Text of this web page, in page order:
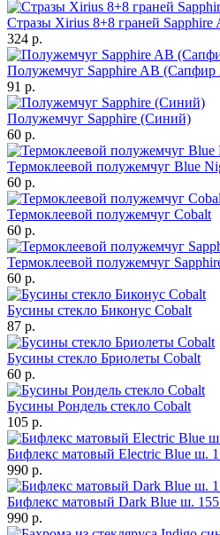
Стразы Xirius 8+8 граней
324 р.
Полужемчуг Sapphire AB
91 р.
Полужемчуг Sapphire (Синий)
60 р.
Термоклеевой полужемчуг Blue
60 р.
Термоклеевой полужемчуг Cobalt
60 р.
Термоклеевой полужемчуг
60 р.
Бусины стекло Биконус Cobalt
87 р.
Бусины стекло Бриолеты Cobalt
60 р.
Бусины Рондель стекло Cobalt
105 р.
Бифлекс матовый Electric Blue ш.
990 р.
Бифлекс матовый Dark Blue ш.
990 р.